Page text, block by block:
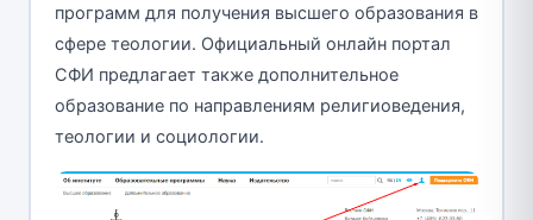
программ для получения высшего образования в
сфере теологии. Официальный онлайн портал
СФИ предлагает также дополнительное
образование по направлениям религиоведения,
теологии и социологии.